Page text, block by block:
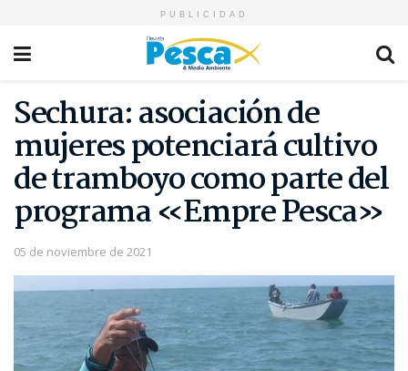
PUBLICIDAD
Sechura: asociación de
mujeres potenciará cultivo
de tramboyo como parte del
programa «Empre Pesca»
05 de noviembre de 2021